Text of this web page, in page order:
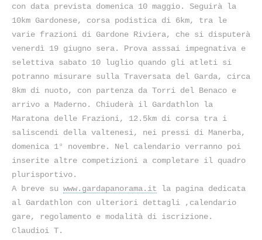
con data prevista domenica 10 maggio. Seguirà la
10km Gardonese, corsa podistica di 6km, tra le
varie frazioni di Gardone Riviera, che si disputerà
venerdì 19 giugno sera. Prova asssai impegnativa e
selettiva sabato 10 luglio quando gli atleti si
potranno misurare sulla Traversata del Garda, circa
8km di nuoto, con partenza da Torri del Benaco e
arrivo a Maderno. Chiuderà il Gardathlon la
Maratona delle Frazioni, 12.5km di corsa tra i
saliscendi della valtenesi, nei pressi di Manerba,
domenica 1° novembre. Nel calendario verranno poi
inserite altre competizioni a completare il quadro
plurisportivo.
A breve su www.gardapanorama.it la pagina dedicata
al Gardathlon con ulteriori dettagli ,calendario
gare, regolamento e modalità di iscrizione.
Claudioi T.